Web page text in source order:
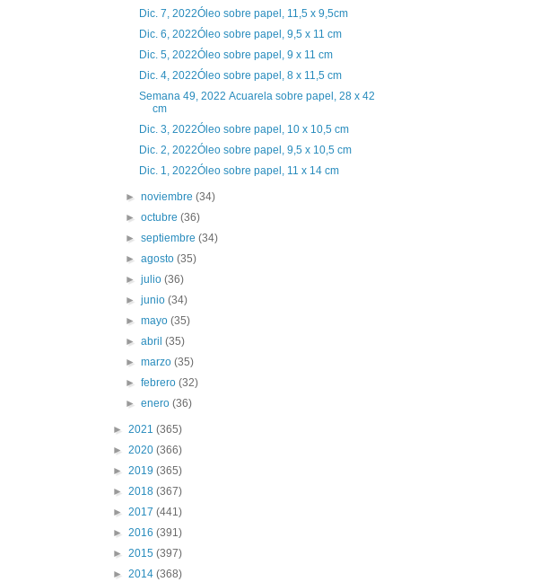
Dic. 7, 2022Óleo sobre papel, 11,5 x 9,5cm
Dic. 6, 2022Óleo sobre papel, 9,5 x 11 cm
Dic. 5, 2022Óleo sobre papel, 9 x 11 cm
Dic. 4, 2022Óleo sobre papel, 8 x 11,5 cm
Semana 49, 2022 Acuarela sobre papel, 28 x 42
cm
Dic. 3, 2022Óleo sobre papel, 10 x 10,5 cm
Dic. 2, 2022Óleo sobre papel, 9,5 x 10,5 cm
Dic. 1, 2022Óleo sobre papel, 11 x 14 cm
►noviembre(34)
►octubre(36)
►septiembre(34)
►agosto(35)
►julio(36)
►junio(34)
►mayo(35)
►abril(35)
►marzo(35)
►febrero(32)
►enero(36)
► 2021 (365)
► 2020 (366)
► 2019 (365)
► 2018 (367)
► 2017 (441)
► 2016 (391)
► 2015 (397)
► 2014 (368)